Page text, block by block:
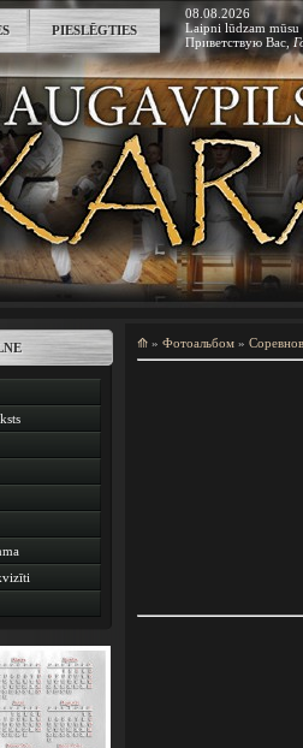
PIESLĒGTIES
08.08.2026
Laipni lūdzam mūsu
Приветствую Вас ,
⟰ » Фотоальбом »